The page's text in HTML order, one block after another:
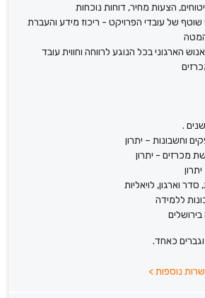
הצעות מחיר, דוחות נוכחות
שוטף של עובדי הפרויקט - ריכוז מידע והעברת
המטה
הארגוני בכל הנוגע לרווחה וחווית עובד
וחשבונות – יתרון
מכרזים - יתרון
וארגון, לויאליות
ללמידה
כאחד.
נוספות>